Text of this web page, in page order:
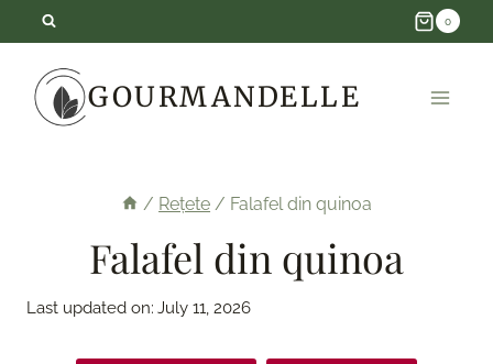
content
0
GOURMANDELLE
/ Rețete / Falafel din quinoa
Falafel din quinoa
Last updated on: July 11, 2026